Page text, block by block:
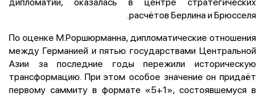
расчётов Берлина и Брюсселя.
По оценке М.Роршюрманна, дипломатические отношения
между Германией и пятью государствами Центральной
Азии за последние годы пережили историческую
трансформацию. При этом особое значение он придаёт
первому саммиту в формате «5+1», состоявшемуся в